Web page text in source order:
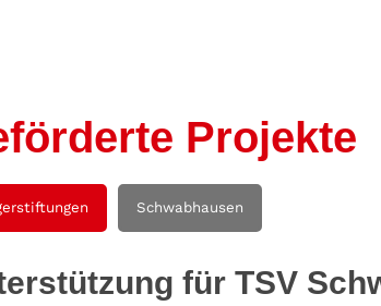
Projekte
Schwabhausen
für TSV